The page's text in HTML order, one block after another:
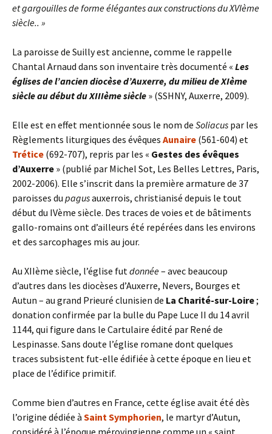
et gargouilles de forme élégantes aux constructions du XVIème
siècle.. »
La paroisse de Suilly est ancienne, comme le rappelle
Chantal Arnaud dans son inventaire très documenté « Les
églises de l’ancien diocèse d’Auxerre, du milieu de XIème
siècle au début du XIIIème siècle » (SSHNY, Auxerre, 2009).
Elle est en effet mentionnée sous le nom de Soliacus par les
Règlements liturgiques des évêques Aunaire (561-604) et
Trétice (692-707), repris par les « Gestes des évêques
d’Auxerre » (publié par Michel Sot, Les Belles Lettres, Paris,
2002-2006). Elle s’inscrit dans la première armature de 37
paroisses du pagusauxerrois, christianisé depuis le tout
début du IVème siècle. Des traces de voies et de bâtiments
gallo-romains ont d’ailleurs été repérées dans les environs
et des sarcophages mis au jour.
Au XIIème siècle, l’église futdonnée– avec beaucoup
d’autres dans les diocèses d’Auxerre, Nevers, Bourges et
Autun – au grand Prieuré clunisien de La Charité-sur-Loire;
donation confirmée par la bulle du Pape Luce II du 14 avril
1144, qui figure dans le Cartulaire édité par René de
Lespinasse. Sans doute l’église romane dont quelques
traces subsistent fut-elle édifiée à cette époque en lieu et
place de l’édifice primitif.
Comme bien d’autres en France, cette église avait été dès
l’origine dédiée à Saint Symphorien, le martyr d’Autun,
considéré à l’époque mérovingienne comme un « saint